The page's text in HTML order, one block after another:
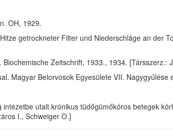
OH, 1929.
getrockneter Filter und Niederschläge an der
Zeitschrift, 1933., 1934. [Társszerz.:
Magyar Belorvosok Egyesülete VII. Nagygyűlése
utalt krónikus tüdőgümőkóros betegek
I., Schweiger O.]